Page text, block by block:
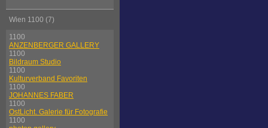
Wien 1100 (7)
1100
ANZENBERGER GALLERY
1100
Bildraum Studio
1100
Kulturverband Favoriten
1100
JOHANNES FABER
1100
OstLicht. Galerie für Fotografie
1100